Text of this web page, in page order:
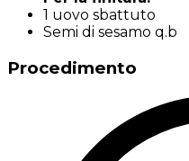
1 uovo sbattuto
Semi di sesamo q.b
Procedimento